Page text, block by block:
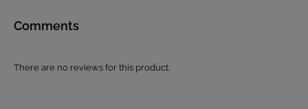
Comments
There are no reviews for this product.